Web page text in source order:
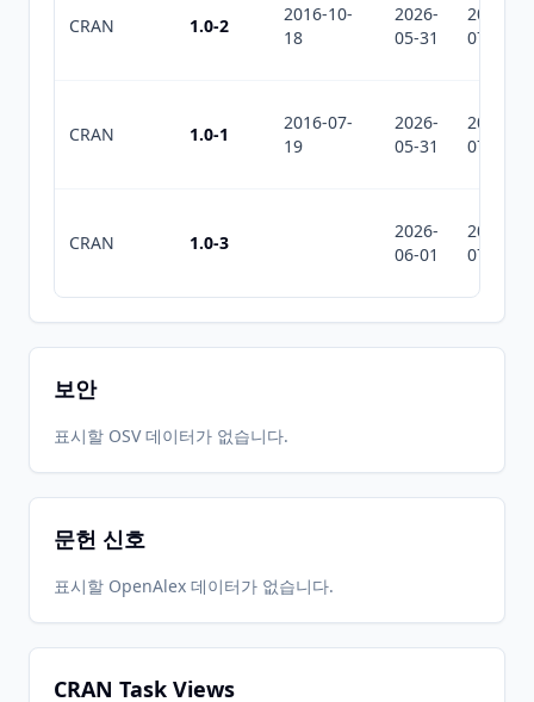
CRAN 1.0-2
2016-10-
18
2026-
05-31
2026-
07-31
CRAN 1.0-1
2016-07-
19
2026-
05-31
2026-
07-31
CRAN 1.0-3
2026-
06-01
2026-
07-10
보안
표시할 OSV 데이터가 없습니다.
문헌 신호
표시할 OpenAlex 데이터가 없습니다.
CRAN Task Views